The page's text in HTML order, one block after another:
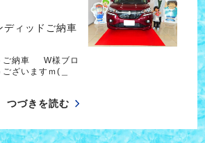
ィッドご納車
ご納車 W様ブロ
ございますｍ(＿
つづきを読む